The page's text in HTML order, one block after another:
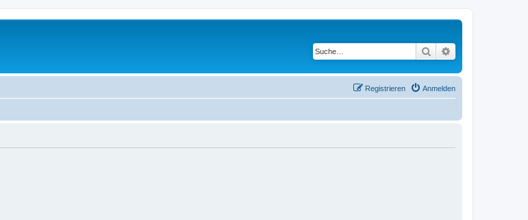
Suche
Anmelden
Registrieren